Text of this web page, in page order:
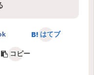
はてブ
コピー